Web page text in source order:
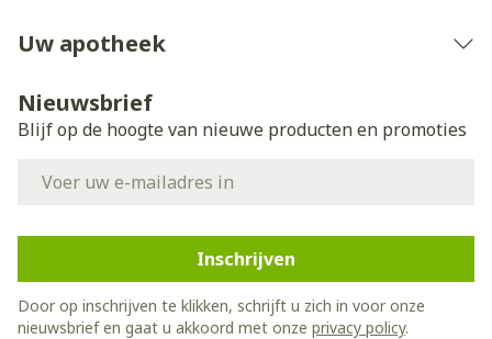
Uw apotheek
Nieuwsbrief
Blijf op de hoogte van nieuwe producten en promoties
Inschrijven
Door op inschrijven te klikken, schrijft u zich in voor onze
nieuwsbrief en gaat u akkoord met onze privacy policy.